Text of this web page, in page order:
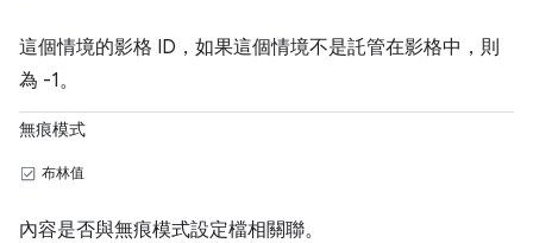
這個情境的影格 ID，如果這個情境不是託管在影格中，則
為 -1。
無痕模式
布林值
內容是否與無痕模式設定檔相關聯。